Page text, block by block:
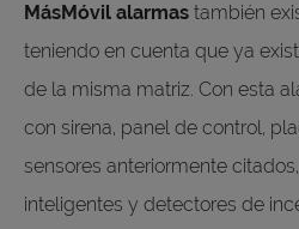
MásMóvil alarmas también
teniendo en cuenta que ya
de la misma matriz. Con esta
con sirena, panel de control,
sensores anteriormente
inteligentes y detectores de